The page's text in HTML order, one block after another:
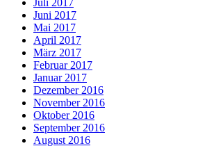
Juni 2017
Mai 2017
April 2017
März 2017
Februar 2017
Januar 2017
Dezember 2016
November 2016
Oktober 2016
September 2016
August 2016